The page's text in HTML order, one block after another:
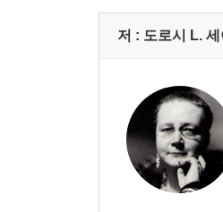
저 : 도로시 L.